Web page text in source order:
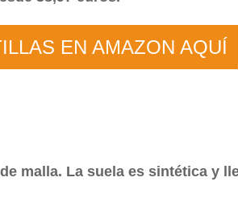
EN AMAZON AQUÍ
malla. La suela es sintética y